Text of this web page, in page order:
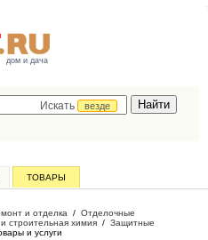
дом и дача
Искать
везде
ТОВАРЫ
и отделка / Отделочные
строительная химия / Защитные
и услуги